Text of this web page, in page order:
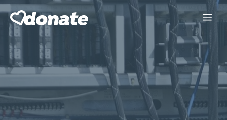
Skip
content